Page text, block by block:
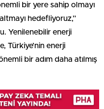
bir yere sahip olmayı
hedefliyoruz,”
Yenilenebilir enerji
Türkiye’nin enerji
bir adım daha atılmış